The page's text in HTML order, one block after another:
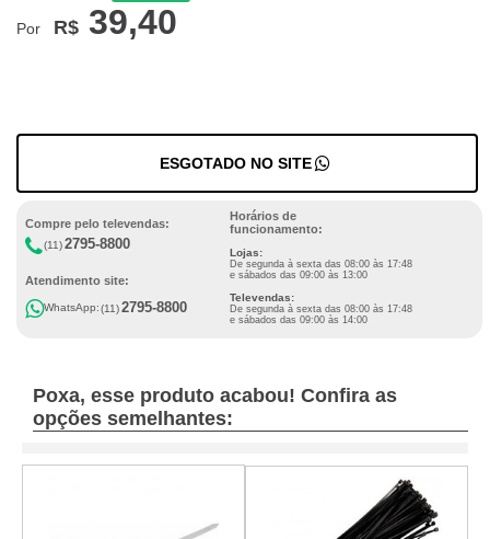
Por R$ 39,40
ESGOTADO NO SITE
Compre pelo televendas:
(11)2795-8800
Atendimento site:
WhatsApp:(11)2795-8800
Horários de
funcionamento:
Lojas:
De segunda à sexta das 08:00 às 17:48
e sábados das 09:00 às 13:00
Televendas:
De segunda à sexta das 08:00 às 17:48
e sábados das 09:00 às 14:00
Poxa, esse produto acabou! Confira as
opções semelhantes: